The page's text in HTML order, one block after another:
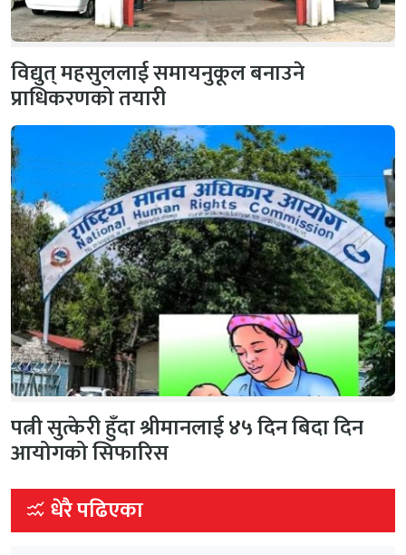
विद्युत् महसुललाई समायनुकूल बनाउने
प्राधिकरणको तयारी
पत्नी सुत्केरी हुँदा श्रीमानलाई ४५ दिन बिदा दिन
आयोगको सिफारिस
धेरै पढिएका